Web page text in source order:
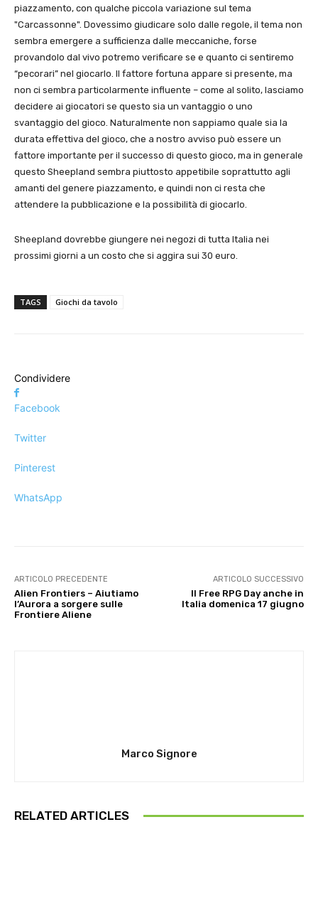
piazzamento, con qualche piccola variazione sul tema
"Carcassonne". Dovessimo giudicare solo dalle regole, il tema non
sembra emergere a sufficienza dalle meccaniche, forse
provandolo dal vivo potremo verificare se e quanto ci sentiremo
“pecorari” nel giocarlo. Il fattore fortuna appare si presente, ma
non ci sembra particolarmente influente – come al solito, lasciamo
decidere ai giocatori se questo sia un vantaggio o uno
svantaggio del gioco. Naturalmente non sappiamo quale sia la
durata effettiva del gioco, che a nostro avviso può essere un
fattore importante per il successo di questo gioco, ma in generale
questo Sheepland sembra piuttosto appetibile soprattutto agli
amanti del genere piazzamento, e quindi non ci resta che
attendere la pubblicazione e la possibilità di giocarlo.
Sheepland dovrebbe giungere nei negozi di tutta Italia nei
prossimi giorni a un costo che si aggira sui 30 euro.
TAGS Giochi da tavolo
Condividere
Facebook
Twitter
Pinterest
WhatsApp
ARTICOLO PRECEDENTE
Alien Frontiers – Aiutiamo
l’Aurora a sorgere sulle
Frontiere Aliene
ARTICOLO SUCCESSIVO
Il Free RPG Day anche in
Italia domenica 17 giugno
Marco Signore
RELATED ARTICLES